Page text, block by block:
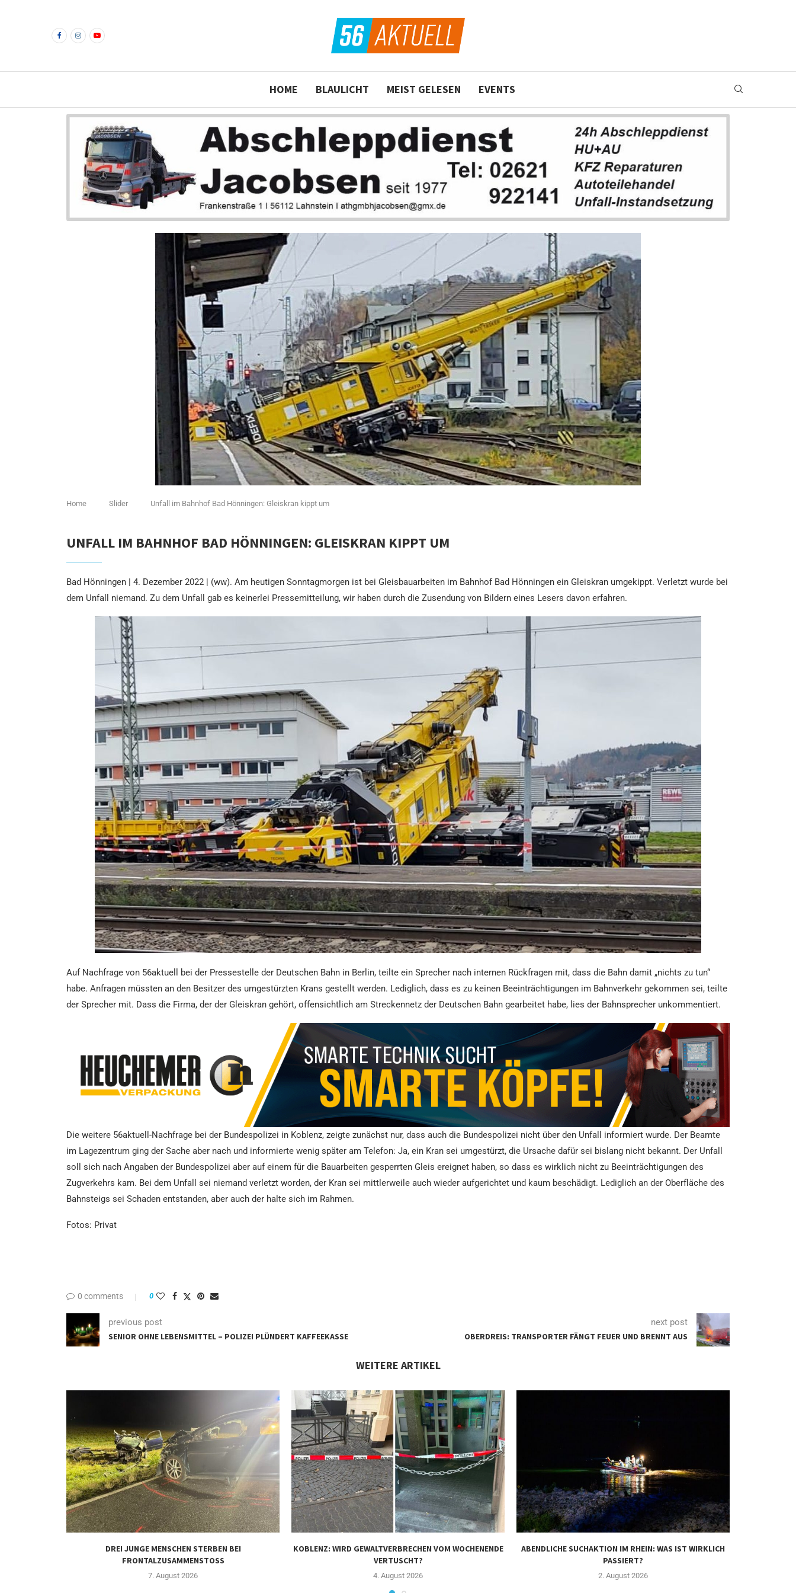
HOME BLAULICHT MEIST GELESEN EVENTS
Home Slider Unfall im Bahnhof Bad Hönningen: Gleiskran kippt um
UNFALL IM BAHNHOF BAD HÖNNINGEN: GLEISKRAN KIPPT UM
Bad Hönningen | 4. Dezember 2022 | (ww). Am heutigen Sonntagmorgen ist bei Gleisbauarbeiten im Bahnhof Bad Hönningen ein Gleiskran umgekippt. Verletzt wurde bei
dem Unfall niemand. Zu dem Unfall gab es keinerlei Pressemitteilung, wir haben durch die Zusendung von Bildern eines Lesers davon erfahren.
Auf Nachfrage von 56aktuell bei der Pressestelle der Deutschen Bahn in Berlin, teilte ein Sprecher nach internen Rückfragen mit, dass die Bahn damit „nichts zu tun“
habe. Anfragen müssten an den Besitzer des umgestürzten Krans gestellt werden. Lediglich, dass es zu keinen Beeinträchtigungen im Bahnverkehr gekommen sei, teilte
der Sprecher mit. Dass die Firma, der der Gleiskran gehört, offensichtlich am Streckennetz der Deutschen Bahn gearbeitet habe, lies der Bahnsprecher unkommentiert.
Die weitere 56aktuell-Nachfrage bei der Bundespolizei in Koblenz, zeigte zunächst nur, dass auch die Bundespolizei nicht über den Unfall informiert wurde. Der Beamte
im Lagezentrum ging der Sache aber nach und informierte wenig später am Telefon: Ja, ein Kran sei umgestürzt, die Ursache dafür sei bislang nicht bekannt. Der Unfall
soll sich nach Angaben der Bundespolizei aber auf einem für die Bauarbeiten gesperrten Gleis ereignet haben, so dass es wirklich nicht zu Beeinträchtigungen des
Zugverkehrs kam. Bei dem Unfall sei niemand verletzt worden, der Kran sei mittlerweile auch wieder aufgerichtet und kaum beschädigt. Lediglich an der Oberfläche des
Bahnsteigs sei Schaden entstanden, aber auch der halte sich im Rahmen.
Fotos: Privat
0 comments 0
previous post
SENIOR OHNE LEBENSMITTEL – POLIZEI PLÜNDERT KAFFEEKASSE
next post
OBERDREIS: TRANSPORTER FÄNGT FEUER UND BRENNT AUS
WEITERE ARTIKEL
DREI JUNGE MENSCHEN STERBEN BEI
FRONTALZUSAMMENSTOSS
7. August 2026
KOBLENZ: WIRD GEWALTVERBRECHEN VOM WOCHENENDE
VERTUSCHT?
4. August 2026
ABENDLICHE SUCHAKTION IM RHEIN: WAS IST WIRKLICH
PASSIERT?
2. August 2026